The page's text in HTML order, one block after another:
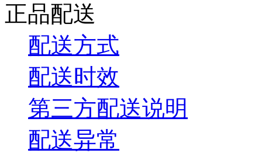
正品配送
配送方式
配送时效
第三方配送说明
配送异常